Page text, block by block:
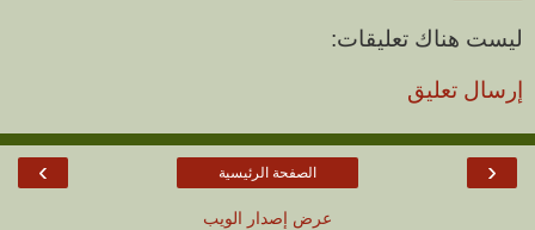
ليست هناك تعليقات:
إرسال تعليق
‹
› الصفحة الرئيسية
عرض إصدار الويب